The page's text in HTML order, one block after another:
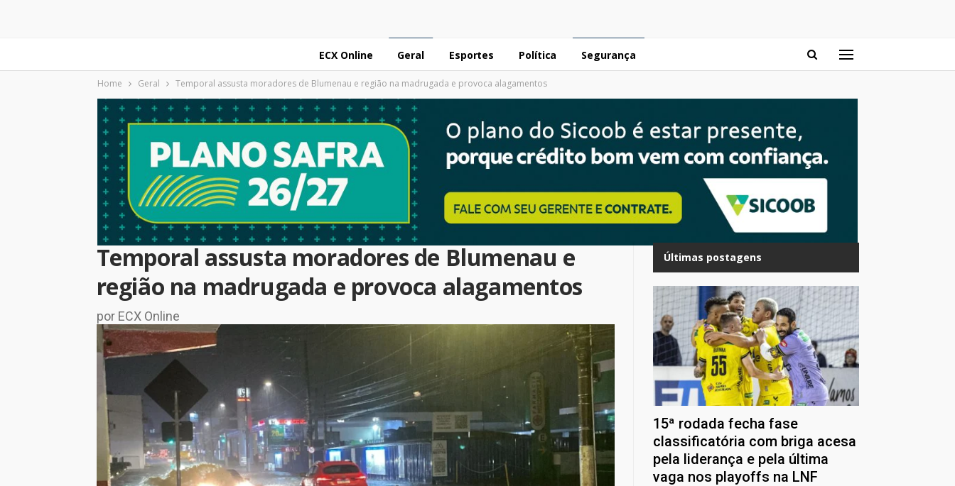
ECX Online Geral Esportes Política Segurança
Home Geral Temporal assusta moradores de Blumenau e região na madrugada e provoca alagamentos
Temporal assusta moradores de Blumenau e
região na madrugada e provoca alagamentos
por ECX Online
Últimas postagens
15ª rodada fecha fase
classificatória com briga acesa
pela liderança e pela última
vaga nos playoffs na LNF